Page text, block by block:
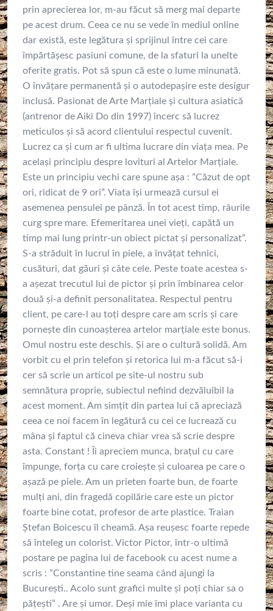
prin aprecierea lor, m-au făcut să merg mai departe
pe acest drum. Ceea ce nu se vede în mediul online
dar există, este legătura și sprijinul între cei care
împărtășesc pasiuni comune, de la sfaturi la unelte
oferite gratis. Pot să spun că este o lume minunată.
O învățare permanentă și o autodepașire este desigur
inclusă. Pasionat de Arte Marțiale și cultura asiatică
(antrenor de Aiki Do din 1997) încerc să lucrez
meticulos și să acord clientului respectul cuvenit.
Lucrez ca și cum ar fi ultima lucrare din viața mea. Pe
același principiu despre lovituri al Artelor Marțiale.
Este un principiu vechi care spune așa : ”Căzut de opt
ori, ridicat de 9 ori”. Viata își urmează cursul ei
asemenea pensulei pe pânză. În tot acest timp, râurile
curg spre mare. Efemeritarea unei vieți, capătă un
timp mai lung printr-un obiect pictat și personalizat”.
S-a străduit în lucrul în piele, a învățat tehnici,
cusături, dat găuri și câte cele. Peste toate acestea s-
a așezat trecutul lui de pictor și prin îmbinarea celor
două și-a definit personalitatea. Respectul pentru
client, pe care-l au toți despre care am scris și care
pornește din cunoașterea artelor marțiale este bonus.
Omul nostru este deschis. Și are o cultură solidă. Am
vorbit cu el prin telefon și retorica lui m-a făcut să-i
cer să scrie un articol pe site-ul nostru sub
semnătura proprie, subiectul nefiind dezvăluibil la
acest moment. Am simțit din partea lui că apreciază
ceea ce noi facem în legătură cu cei ce lucrează cu
mâna și faptul că cineva chiar vrea să scrie despre
asta. Constant ! Îi apreciem munca, brațul cu care
împunge, forța cu care croiește și culoarea pe care o
așază pe piele. Am un prieten foarte bun, de foarte
mulți ani, din fragedă copilărie care este un pictor
foarte bine cotat, profesor de arte plastice. Traian
Ștefan Boicescu îl cheamă. Așa reușesc foarte repede
să înteleg un colorist. Victor Pictor, într-o ultimă
postare pe pagina lui de facebook cu acest nume a
scris : ”Constantine tine seama când ajungi la
București.. Acolo sunt grafici multe și poți chiar sa o
pățești” . Are și umor. Deși mie îmi place varianta cu